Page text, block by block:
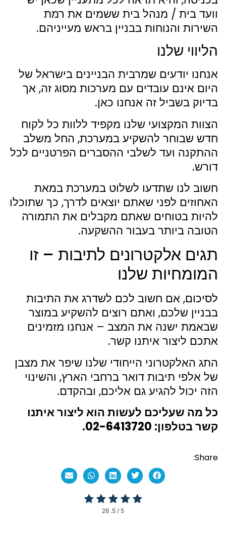
וועד בית / מנהל בית ששמים את רמת
השירות והנוחות בבניין בראש מעייניהם.
הליווי שלנו
אנחנו יודעים שמרבית הבניינים בישראל של
היום אינם עובדים עם מערכות מסוג זה, אך
בדיוק בשביל זה אנחנו כאן.
הצוות המקצועי שלנו מקפיד ללוות כל לקוח
חדש שבוחר להשקיע במערכת, החל משלב
ההתקנה ועד לשלבי ההסברים הפרטניים לכל
דורש.
חשוב לנו שתדעו לשלוט במערכת במאת
האחוזים לפני שאתם יוצאים לדרך, כך שתוכלו
להיות בטוחים שאתם מקבלים את התמורה
הטובה ביותר בעבור ההשקעה.
תגים אלקטרונים לתיבות – זו
המומחיות שלנו
לסיכום, אם חשוב לכם לשדרג את התיבות
בבניין שלכם, ואתם רוצים להשקיע במוצר
שבאמת ישנה את המצב – אנחנו מזמינים
אתכם ליצור איתנו קשר.
התג האלקטרוני הייחודי שלנו שיפר את מצבן
של אלפי תיבות דואר ברחבי הארץ, והשינוי
הזה יכול להגיע גם אליכם, ובהקדם.
כל מה שעליכם לעשות הוא ליצור איתנו
קשר בטלפון: 02-6413720.
Share:
5
/ 5.
26